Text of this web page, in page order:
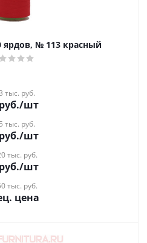
ярдов, № 113 красный
тыс. руб.
руб./шт
тыс. руб.
руб./шт
тыс. руб.
руб./шт
тыс. руб.
цена